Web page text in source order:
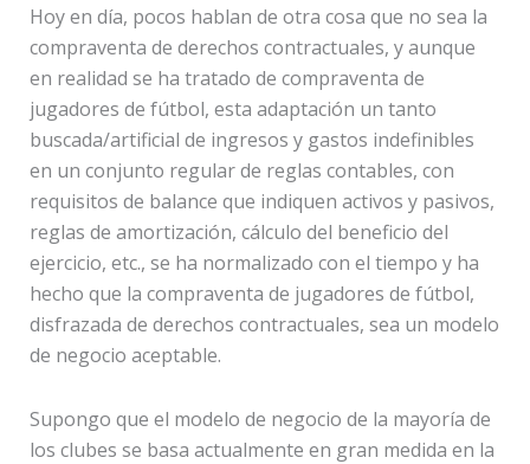
Hoy en día, pocos hablan de otra cosa que no sea la
compraventa de derechos contractuales, y aunque
en realidad se ha tratado de compraventa de
jugadores de fútbol, ​​esta adaptación un tanto
buscada/artificial de ingresos y gastos indefinibles
en un conjunto regular de reglas contables, con
requisitos de balance que indiquen activos y pasivos,
reglas de amortización, cálculo del beneficio del
ejercicio, etc., se ha normalizado con el tiempo y ha
hecho que la compraventa de jugadores de fútbol, ​​
disfrazada de derechos contractuales, sea un modelo
de negocio aceptable.
Supongo que el modelo de negocio de la mayoría de
los clubes se basa actualmente en gran medida en la